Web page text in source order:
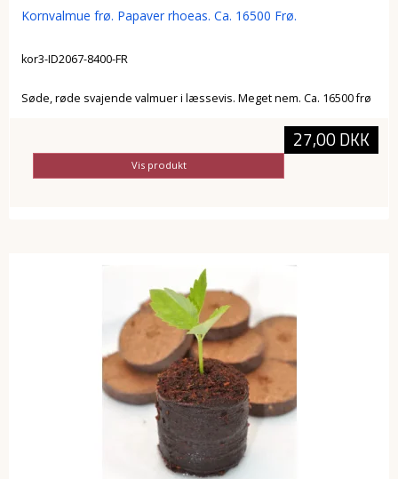
Kornvalmue frø. Papaver rhoeas. Ca. 16500 Frø.
kor3-ID2067-8400-FR
Søde, røde svajende valmuer i læssevis. Meget nem. Ca. 16500 frø
27,00 DKK
Vis produkt